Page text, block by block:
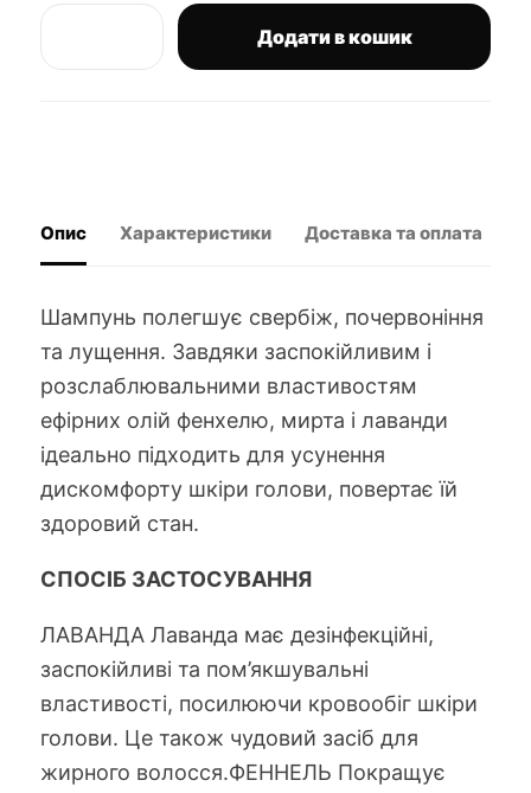
Italiana
голови
Додати в кошик
Опис Характеристики Доставка та оплата
Шампунь полегшує свербіж, почервоніння
та лущення. Завдяки заспокійливим і
розслаблювальними властивостям
ефірних олій фенхелю, мирта і лаванди
ідеально підходить для усунення
дискомфорту шкіри голови, повертає їй
здоровий стан.
СПОСІБ ЗАСТОСУВАННЯ
ЛАВАНДА Лаванда має дезінфекційні,
заспокійливі та пом’якшувальні
властивості, посилюючи кровообіг шкіри
голови. Це також чудовий засіб для
жирного волосся.ФЕННЕЛЬ Покращує